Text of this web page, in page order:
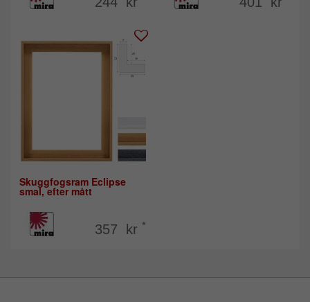
Skuggfogsram Eclipse
smal, efter mått
357 kr *